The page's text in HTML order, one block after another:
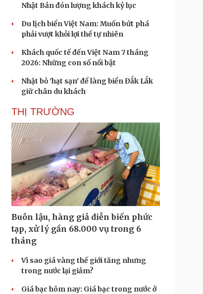
Nhật Bản đón lượng khách kỷ lục
Du lịch biển Việt Nam: Muốn bứt phá
phải vượt khỏi lợi thế tự nhiên
Khách quốc tế đến Việt Nam 7 tháng
2026: Những con số nổi bật
Nhặt bỏ 'hạt sạn' để làng biển Đắk Lắk
giữ chân du khách
THỊ TRƯỜNG
Buôn lậu, hàng giả diễn biến phức
tạp, xử lý gần 68.000 vụ trong 6
tháng
Vì sao giá vàng thế giới tăng nhưng
trong nước lại giảm?
Giá bạc hôm nay: Giá bạc trong nước ở